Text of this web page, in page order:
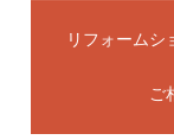
リフォームシ
ご